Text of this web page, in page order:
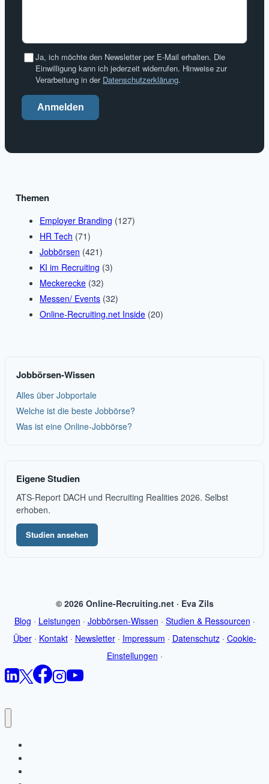
Ja, ich möchte den Newsletter per E-Mail erhalten. Die
Einwilligung kann ich jederzeit widerrufen. Hinweise zur
Verarbeitung in der Datenschutzerklärung.
Anmelden
Themen
Employer Branding (127)
HR Tech (71)
Jobbörsen (421)
KI im Recruiting (3)
Meckerecke (32)
Messen/ Events (32)
Online-Recruiting.net Inside (20)
Jobbörsen-Wissen
Alles über Jobportale
Welche ist die beste Jobbörse?
Was ist eine Online-Jobbörse?
Eigene Studien
ATS-Report DACH und Recruiting Realities 2026. Selbst
erhoben.
Studien ansehen
© 2026 Online-Recruiting.net · Eva Zils
Blog · Leistungen · Jobbörsen-Wissen · Studien & Ressourcen ·
Über· Kontakt· Newsletter· Impressum · Datenschutz· Cookie-
Einstellungen ·